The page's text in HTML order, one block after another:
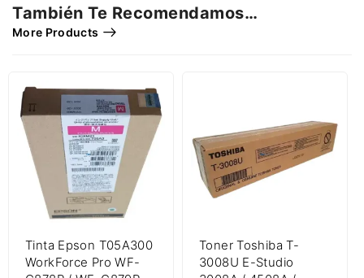
También Te Recomendamos…
More Products
Tinta Epson T05A300
WorkForce Pro WF-
Toner Toshiba T-
3008U E-Studio